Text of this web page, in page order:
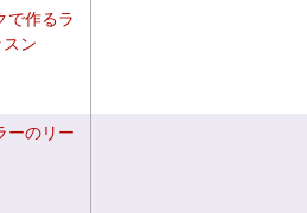
で作るラ
ン
ーのリー